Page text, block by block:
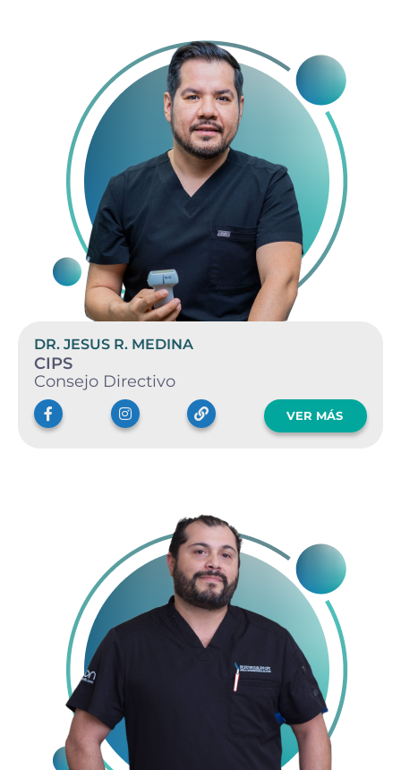
DR. JESUS R. MEDINA
CIPS
Consejo Directivo
VER MÁS